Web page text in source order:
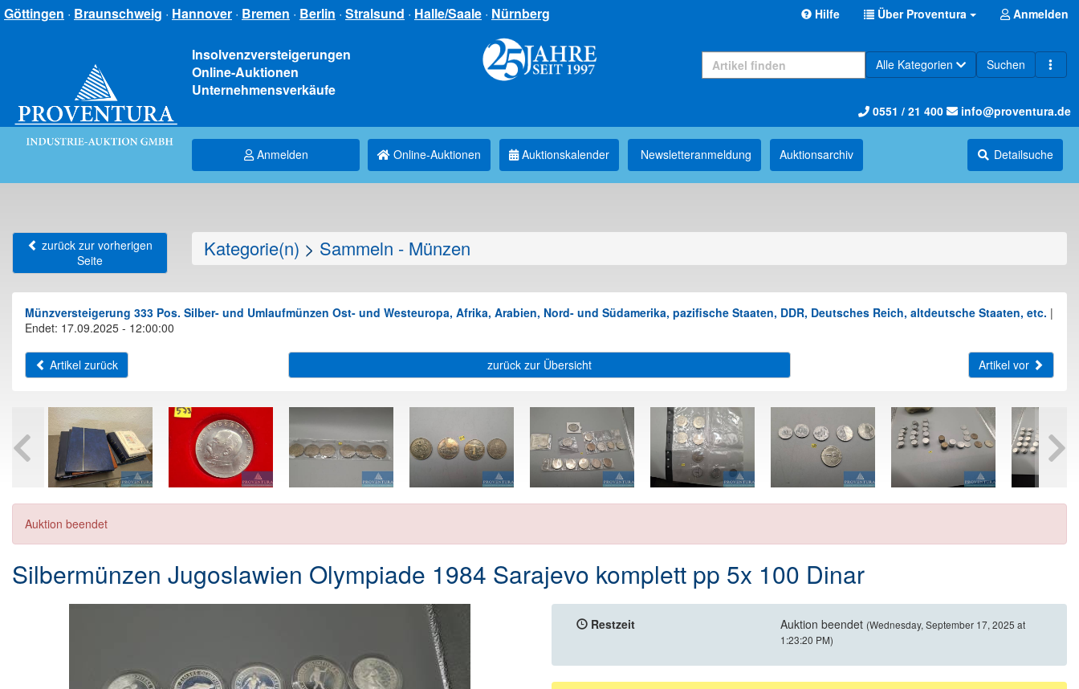
Göttingen · Braunschweig · Hannover · Bremen · Berlin · Stralsund · Halle/Saale · Nürnberg Hilfe Über Proventura Anmelden
Insolvenzversteigerungen
Online-Auktionen
Unternehmensverkäufe
Alle Kategorien Suchen
0551 / 21 400 info@proventura.de
Anmelden Online-Auktionen Auktionskalender Newsletter­anmeldung Auktions­archiv Detailsuche
zurück zur vorherigen
Seite
Kategorie(n) > Sammeln - Münzen
Münzversteigerung 333 Pos. Silber- und Umlaufmünzen Ost- und Westeuropa, Afrika, Arabien, Nord- und Südamerika, pazifische Staaten, DDR, Deutsches Reich, altdeutsche Staaten, etc. |
Endet: 17.09.2025 - 12:00:00
Artikel zurück zurück zur Übersicht Artikel vor
Auktion beendet
Silbermünzen Jugoslawien Olympiade 1984 Sarajevo komplett pp 5x 100 Dinar
Restzeit Auktion beendet (Wednesday, September 17, 2025 at
1:23:20 PM)